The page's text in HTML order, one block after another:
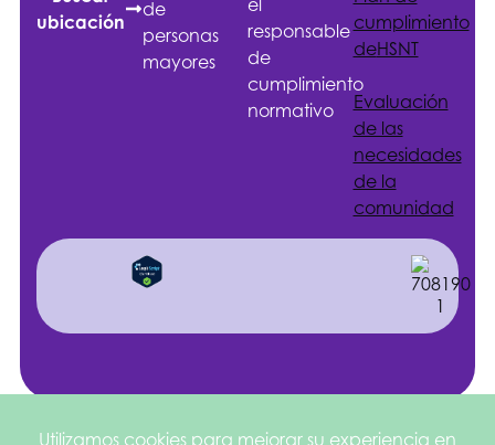
ubicación
de
personas
mayores
responsable
de
cumplimiento
normativo
cumplimiento
deHSNT
Evaluación
de las
necesidades
de la
comunidad